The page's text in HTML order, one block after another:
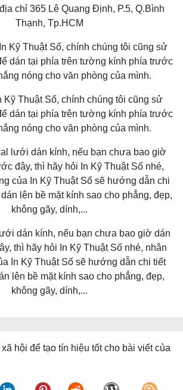
chỉ 365 Lê Quang Định, P.5, Q.Bình
Thạnh, Tp.HCM
Kỹ Thuật Số, chính chúng tôi cũng sử
dán tại phía trên tường kính phía trước
nóng cho văn phòng của mình.
dán kính, nếu bạn chưa bao giờ dán
thì hãy hỏi In Kỹ Thuật Số nhé, nhân
In Kỹ Thuật Số sẽ hướng dẫn chi tiết
lên bề mặt kính sao cho phẳng, đẹp,
không gãy, dính,...
hội để tạo tín hiệu tốt cho bài viết của